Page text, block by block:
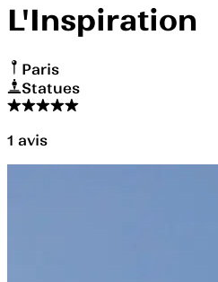
L'Inspiration
Paris
Statues
1 avis